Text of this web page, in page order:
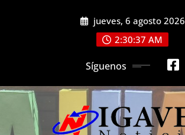
jueves, 6 agosto 2026
2:30:39 AM
Síguenos